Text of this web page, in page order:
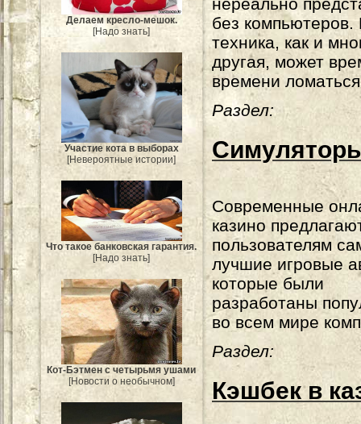
Делаем кресло-мешок.
[Надо знать]
Участие кота в выборах
[Невероятные истории]
Что такое банковская гарантия.
[Надо знать]
Кот-Бэтмен с четырьмя ушами
[Новости о необычном]
без компьютеров.
техника, как и
другая, может
времени
Раздел:
Современные
казино
пользователям
лучшие игровые
которые были
разработаны
во всем мире
Раздел:
Кэшбек в